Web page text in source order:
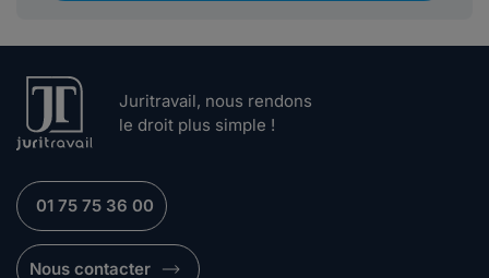
Juritravail, nous rendons
le droit plus simple !
01 75 75 36 00
Nous contacter